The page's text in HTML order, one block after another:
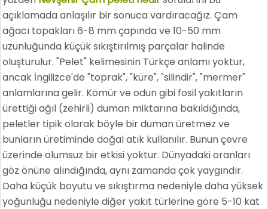
açıklamada anlaşılır bir sonuca vardıracağız. Çam
ağacı topakları 6-8 mm çapında ve 10-50 mm
uzunluğunda küçük sıkıştırılmış parçalar halinde
oluşturulur. "Pelet" kelimesinin Türkçe anlamı yoktur,
ancak İngilizce'de "toprak", "küre", "silindir", "mermer"
anlamlarına gelir. Kömür ve odun gibi fosil yakıtların
ürettiği ağıl (zehirli) duman miktarına bakıldığında,
peletler tipik olarak böyle bir duman üretmez ve
bunların üretiminde doğal atık kullanılır. Bunun çevre
üzerinde olumsuz bir etkisi yoktur. Dünyadaki oranları
göz önüne alındığında, aynı zamanda çok yaygındır.
Daha küçük boyutu ve sıkıştırma nedeniyle daha yüksek
yoğunluğu nedeniyle diğer yakıt türlerine göre 5-10 kat